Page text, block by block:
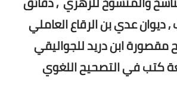
ديوان عدي بن الرقاع العاملي
مقصورة ابن دريد للجواليقي
كتب في التصحيح اللغوي